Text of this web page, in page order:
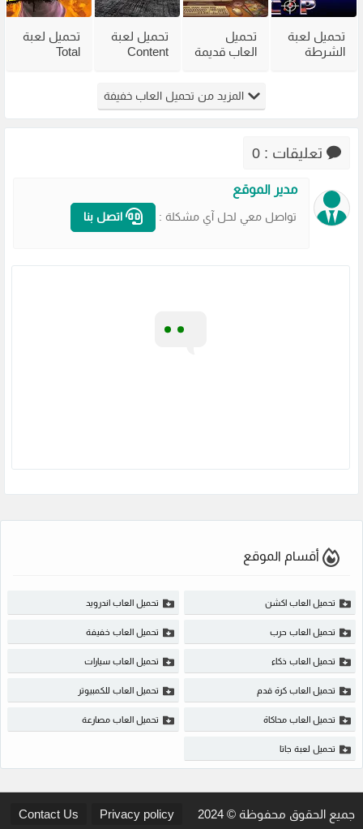
تحميل لعبة
الشرطة
تحميل
العاب قديمة
الضعيفة
برابط مباشر
تحميل لعبة
Content
من ميديا
فاير
تحميل لعبة
Total
مضغوطة
المزيد من تحميل العاب خفيفة
تعليقات : 0
مدير الموقع
تواصل معي لحل آي مشكلة : اتصل بنا
أقسام الموقع
تحميل العاب اكشن تحميل العاب اندرويد
تحميل العاب حرب تحميل العاب خفيفة
تحميل العاب ذكاء تحميل العاب سيارات
تحميل العاب كرة قدم تحميل العاب للكمبيوتر
تحميل العاب محاكاة تحميل العاب مصارعة
تحميل لعبة جاتا
جميع الحقوق محفوظة © 2024 Contact Us Privacy policy